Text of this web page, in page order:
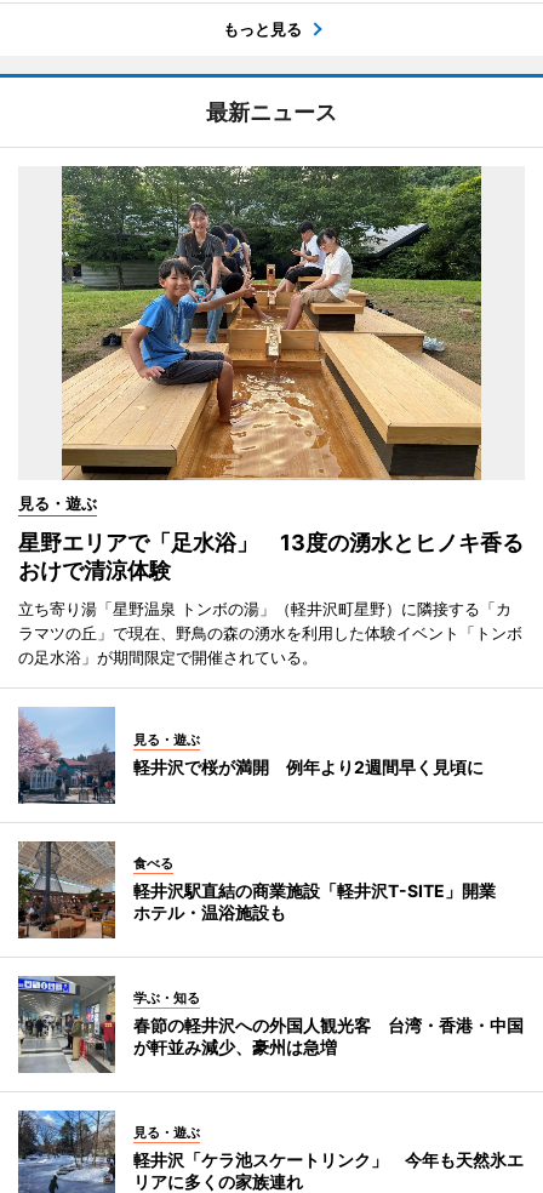
もっと見る
最新ニュース
見る・遊ぶ
星野エリアで「足水浴」 13度の湧水とヒノキ香る
おけで清涼体験
立ち寄り湯「星野温泉 トンボの湯」（軽井沢町星野）に隣接する「カ
ラマツの丘」で現在、野鳥の森の湧水を利用した体験イベント「トンボ
の足水浴」が期間限定で開催されている。
見る・遊ぶ
軽井沢で桜が満開 例年より2週間早く見頃に
食べる
軽井沢駅直結の商業施設「軽井沢T-SITE」開業
ホテル・温浴施設も
学ぶ・知る
春節の軽井沢への外国人観光客 台湾・香港・中国
が軒並み減少、豪州は急増
見る・遊ぶ
軽井沢「ケラ池スケートリンク」 今年も天然氷エ
リアに多くの家族連れ